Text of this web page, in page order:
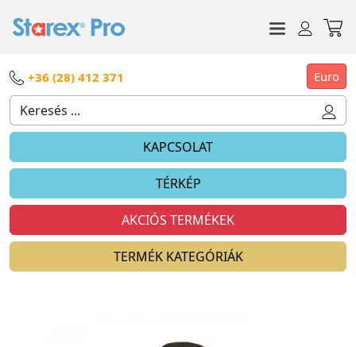
+36 (28) 412 371 Euro
KAPCSOLAT
TÉRKÉP
AKCIÓS TERMÉKEK
TERMÉK KATEGÓRIÁK